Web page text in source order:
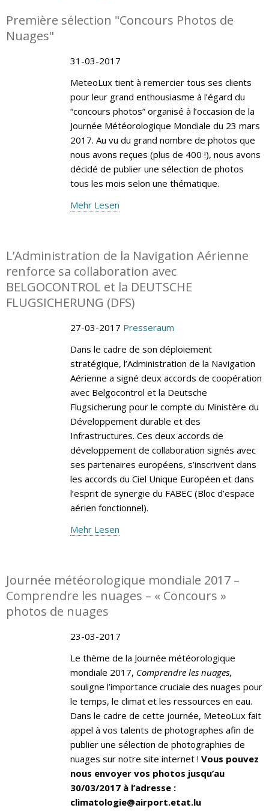
Première sélection "Concours Photos de
Nuages"
31-03-2017
MeteoLux tient à remercier tous ses clients
pour leur grand enthousiasme à l’égard du
“concours photos” organisé à l’occasion de la
Journée Météorologique Mondiale du 23 mars
2017. Au vu du grand nombre de photos que
nous avons reçues (plus de 400 !), nous avons
décidé de publier une sélection de photos
tous les mois selon une thématique.
Mehr Lesen
L’Administration de la Navigation Aérienne
renforce sa collaboration avec
BELGOCONTROL et la DEUTSCHE
FLUGSICHERUNG (DFS)
27-03-2017 Presseraum
Dans le cadre de son déploiement
stratégique, l’Administration de la Navigation
Aérienne a signé deux accords de coopération
avec Belgocontrol et la Deutsche
Flugsicherung pour le compte du Ministère du
Développement durable et des
Infrastructures. Ces deux accords de
développement de collaboration signés avec
ses partenaires européens, s’inscrivent dans
les accords du Ciel Unique Européen et dans
l’esprit de synergie du FABEC (Bloc d’espace
aérien fonctionnel).
Mehr Lesen
Journée météorologique mondiale 2017 –
Comprendre les nuages – « Concours »
photos de nuages
23-03-2017
Le thème de la Journée météorologique
mondiale 2017, Comprendre les nuages,
souligne l’importance cruciale des nuages pour
le temps, le climat et les ressources en eau.
Dans le cadre de cette journée, MeteoLux fait
appel à vos talents de photographes afin de
publier une sélection de photographies de
nuages sur notre site internet ! Vous pouvez
nous envoyer vos photos jusqu’au
30/03/2017 à l’adresse :
climatologie@airport.etat.lu